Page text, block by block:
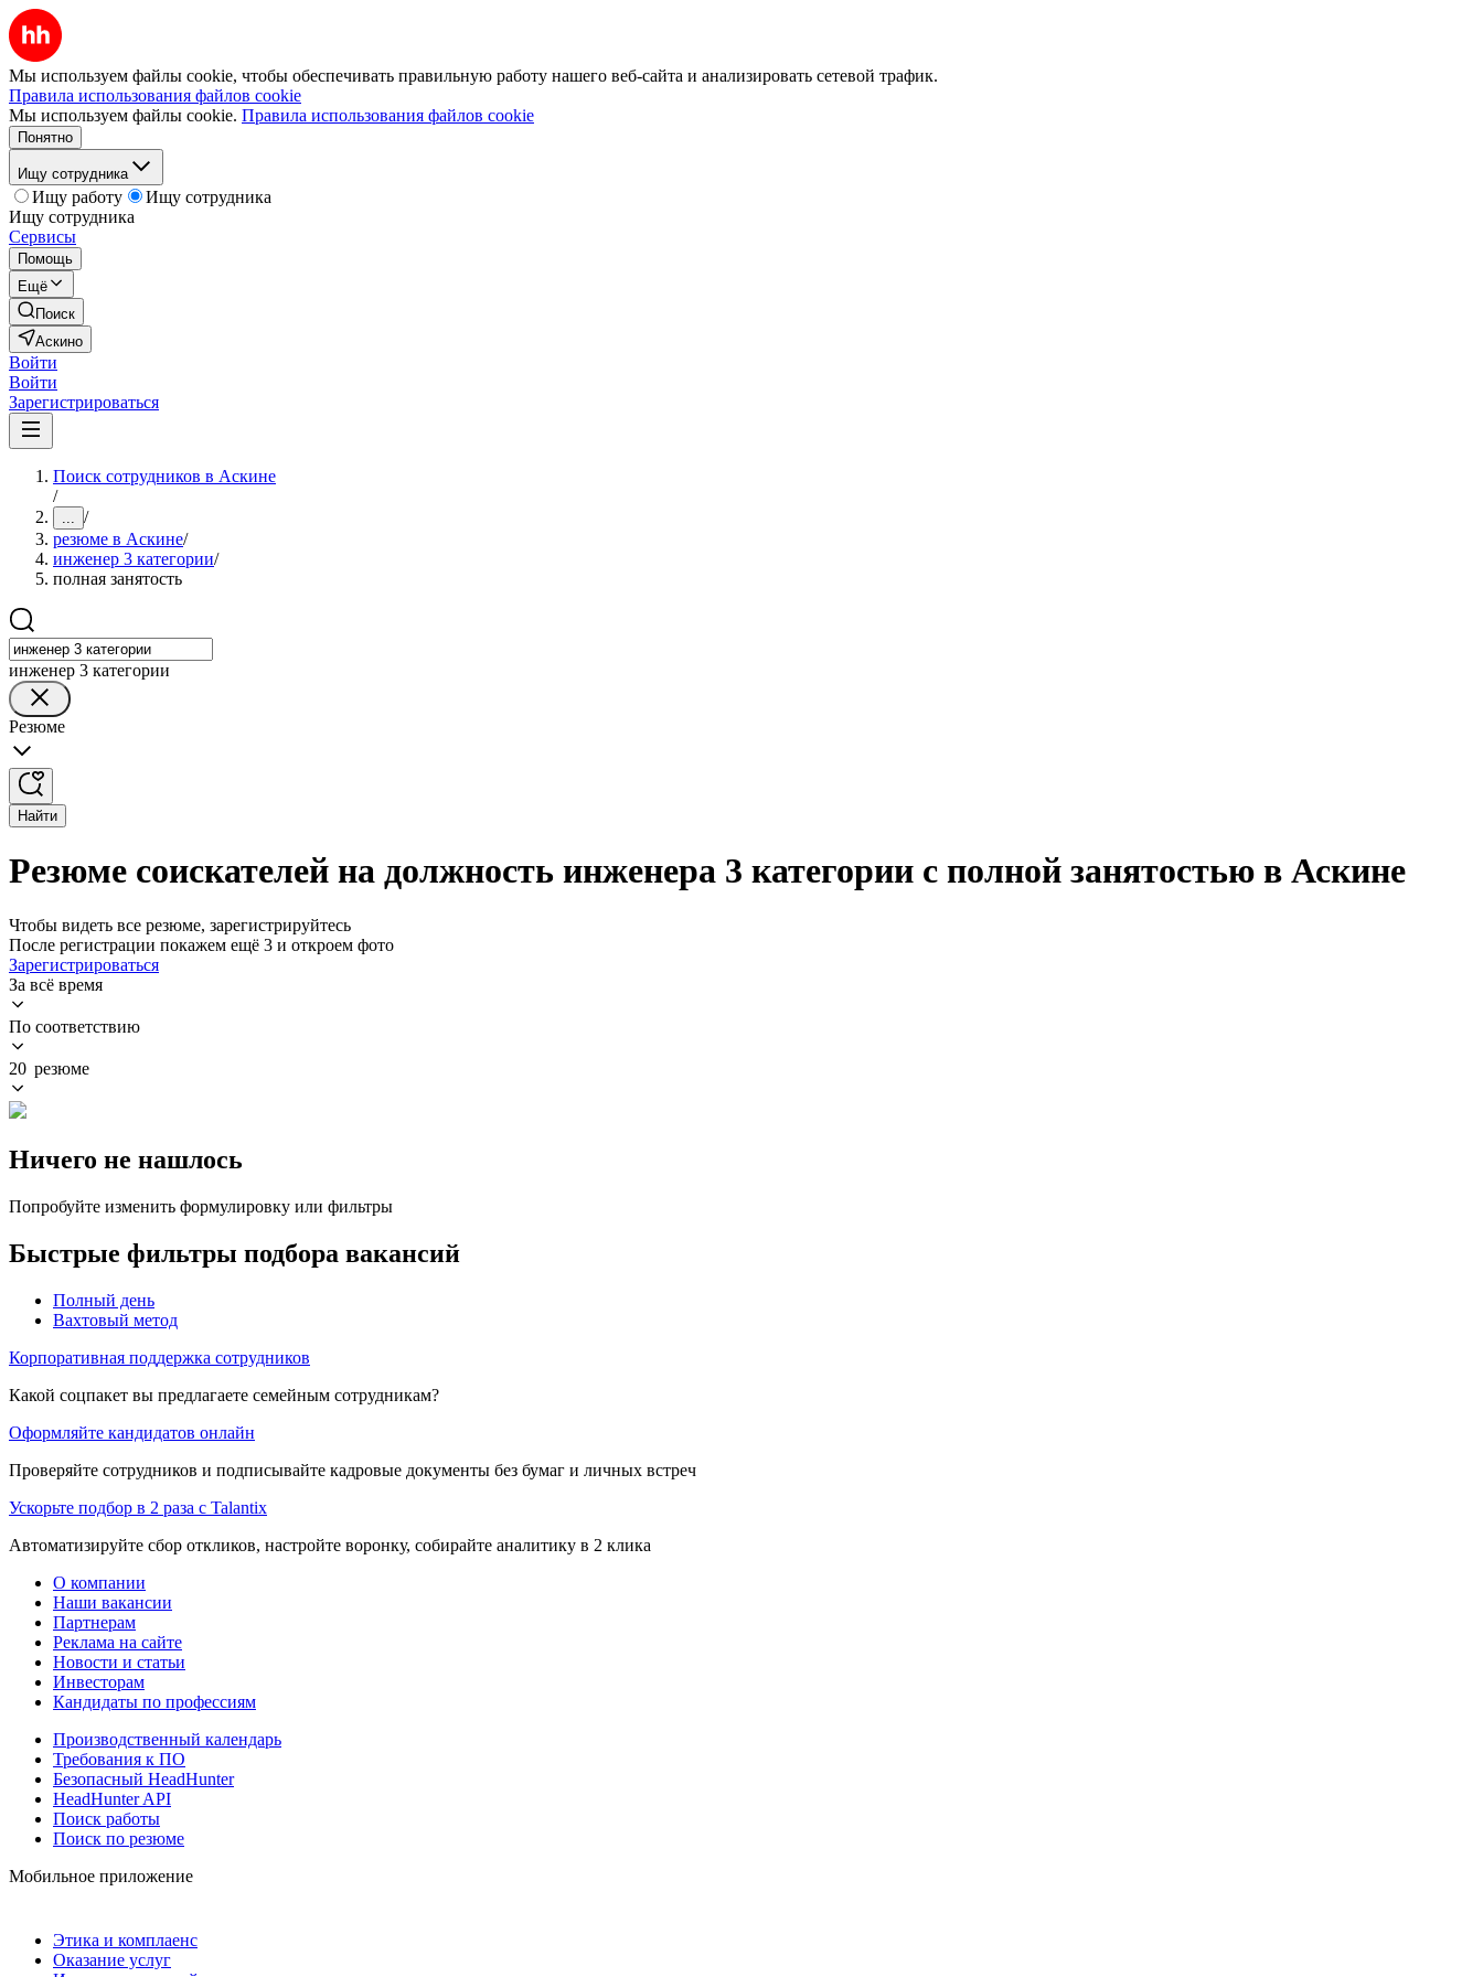
Мы используем файлы cookie, чтобы обеспечивать правильную работу нашего веб-сайта и анализировать сетевой трафик.
Правила использования файлов cookie
Мы используем файлы cookie. Правила использования файлов cookie
Понятно
Ищу сотрудника
Ищу работу
Ищу сотрудника
Ищу сотрудника
Сервисы
Помощь
Ещё
Поиск
Аскино
Войти
Войти
Зарегистрироваться
Поиск сотрудников в Аскине
/
... /
резюме в Аскине/
инженер 3 категории/
полная занятость
инженер 3 категории
Резюме
Найти
Резюме соискателей на должность инженера 3 категории с полной занятостью в Аскине
Чтобы видеть все резюме, зарегистрируйтесь
После регистрации покажем ещё 3 и откроем фото
Зарегистрироваться
За всё время
По соответствию
20 резюме
Ничего не нашлось
Попробуйте изменить формулировку или фильтры
Быстрые фильтры подбора вакансий
Полный день
Вахтовый метод
Корпоративная поддержка сотрудников
Какой соцпакет вы предлагаете семейным сотрудникам?
Оформляйте кандидатов онлайн
Проверяйте сотрудников и подписывайте кадровые документы без бумаг и личных встреч
Ускорьте подбор в 2 раза с Talantix
Автоматизируйте сбор откликов, настройте воронку, собирайте аналитику в 2 клика
О компании
Наши вакансии
Партнерам
Реклама на сайте
Новости и статьи
Инвесторам
Кандидаты по профессиям
Производственный календарь
Требования к ПО
Безопасный HeadHunter
HeadHunter API
Поиск работы
Поиск по резюме
Мобильное приложение
Этика и комплаенс
Оказание услуг